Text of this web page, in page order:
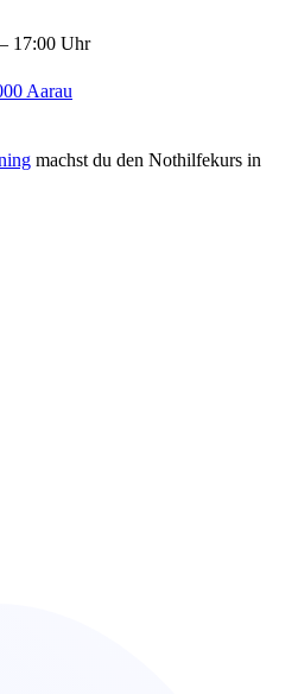
– 17:00 Uhr
Aarau
machst du den Nothilfekurs in